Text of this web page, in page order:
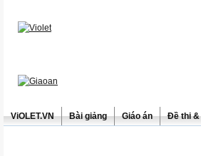
ViOLET.VN Bài giảng Giáo án Đề thi